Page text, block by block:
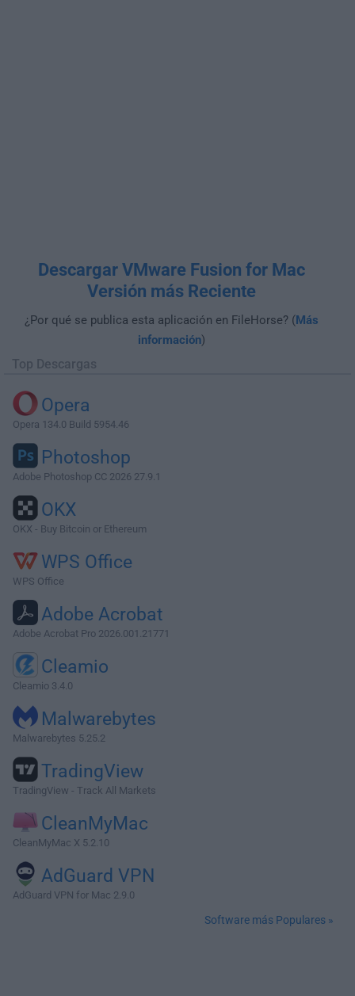
Descargar VMware Fusion for Mac
Versión más Reciente
¿Por qué se publica esta aplicación en FileHorse? (Más
información)
Top Descargas
Opera
Opera 134.0 Build 5954.46
Photoshop
Adobe Photoshop CC 2026 27.9.1
OKX
OKX - Buy Bitcoin or Ethereum
WPS Office
WPS Office
Adobe Acrobat
Adobe Acrobat Pro 2026.001.21771
Cleamio
Cleamio 3.4.0
Malwarebytes
Malwarebytes 5.25.2
TradingView
TradingView - Track All Markets
CleanMyMac
CleanMyMac X 5.2.10
AdGuard VPN
AdGuard VPN for Mac 2.9.0
Software más Populares »